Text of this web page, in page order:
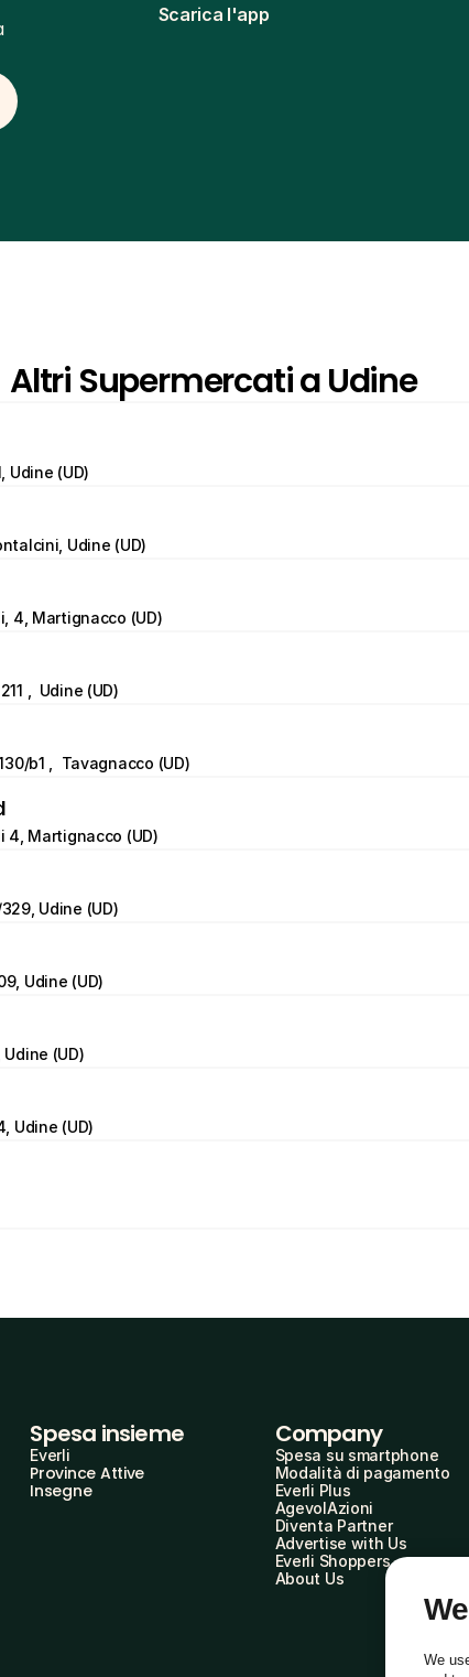
Scarica l'app
Altri Supermercati a Udine
Udine (UD)
Udine (UD)
4, Martignacco (UD)
,  Udine (UD)
b1 ,  Tavagnacco (UD)
4, Martignacco (UD)
Udine (UD)
Udine (UD)
(UD)
Udine (UD)
Spesa insieme
Everli
Province Attive
Insegne
Company
Spesa su smartphone
Modalità di pagamento
Everli Plus
AgevolAzioni
Diventa Partner
Advertise with Us
Everli Shoppers
About Us
We